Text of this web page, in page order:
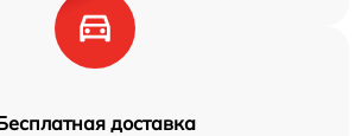
доставка